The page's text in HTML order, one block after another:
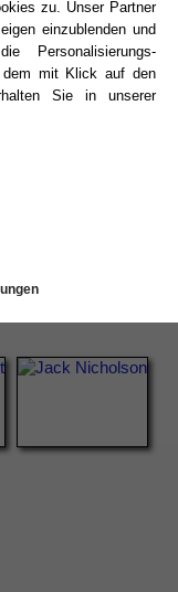
zu. Unser Partner
einzublenden und
Personalisierungs-
dem mit Klick auf den
Sie in unserer